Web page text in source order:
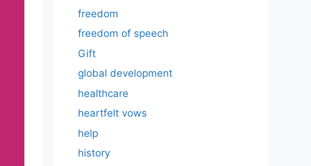
freedom
freedom of speech
Gift
global development
healthcare
heartfelt vows
help
history